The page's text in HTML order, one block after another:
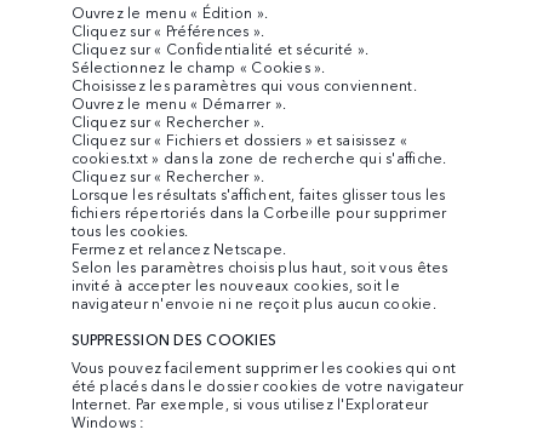
Ouvrez le menu « Édition ».
Cliquez sur « Préférences ».
Cliquez sur « Confidentialité et sécurité ».
Sélectionnez le champ « Cookies ».
Choisissez les paramètres qui vous conviennent.
Ouvrez le menu « Démarrer ».
Cliquez sur « Rechercher ».
Cliquez sur « Fichiers et dossiers » et saisissez «
cookies.txt » dans la zone de recherche qui s'affiche.
Cliquez sur « Rechercher ».
Lorsque les résultats s'affichent, faites glisser tous les
fichiers répertoriés dans la Corbeille pour supprimer
tous les cookies.
Fermez et relancez Netscape.
Selon les paramètres choisis plus haut, soit vous êtes
invité à accepter les nouveaux cookies, soit le
navigateur n'envoie ni ne reçoit plus aucun cookie.
SUPPRESSION DES COOKIES
Vous pouvez facilement supprimer les cookies qui ont
été placés dans le dossier cookies de votre navigateur
Internet. Par exemple, si vous utilisez l'Explorateur
Windows :